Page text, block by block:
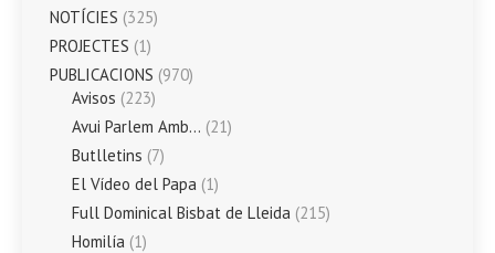
NOTÍCIES (325)
PROJECTES (1)
PUBLICACIONS (970)
Avisos (223)
Avui Parlem Amb… (21)
Butlletins (7)
El Vídeo del Papa (1)
Full Dominical Bisbat de Lleida (215)
Homilía (1)